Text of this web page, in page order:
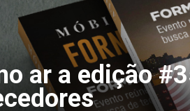
ar a edição